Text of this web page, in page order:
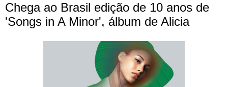
Chega ao Brasil edição de 10 anos de
'Songs in A Minor', álbum de Alicia